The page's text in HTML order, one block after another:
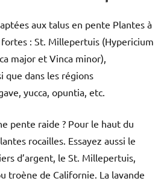
aux talus en pente Plantes à
: St. Millepertuis (Hypericium
major et Vinca minor),
que dans les régions
yucca, opuntia, etc.
pente raide ? Pour le haut du
rocailles. Essayez aussi le
d’argent, le St. Millepertuis,
troène de Californie. La lavande